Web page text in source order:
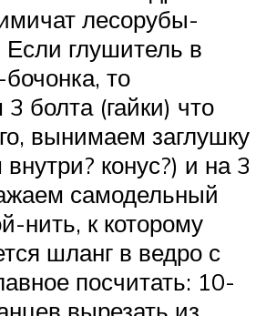
лесорубы-
глушитель в
то
болта (гайки) что
вынимаем заглушку
конус?) и на 3
самодельный
нить, к которому
шланг в ведро с
посчитать: 10-